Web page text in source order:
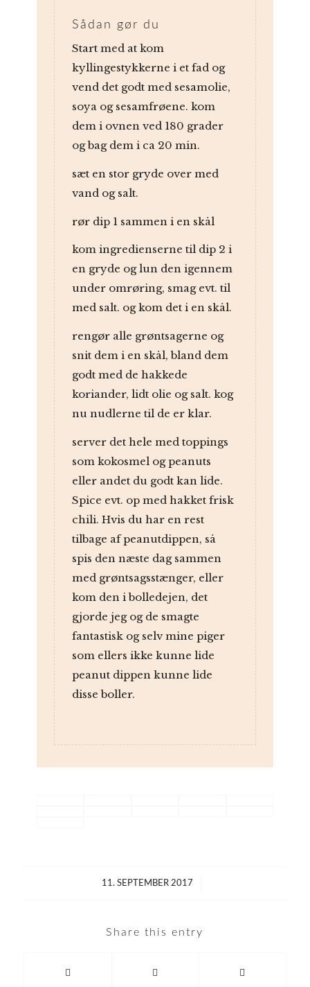
Sådan gør du
Start med at kom
kyllingestykkerne i et fad og
vend det godt med sesamolie,
soya og sesamfrøene. kom
dem i ovnen ved 180 grader
og bag dem i ca 20 min.
sæt en stor gryde over med
vand og salt.
rør dip 1 sammen i en skål
kom ingredienserne til dip 2 i
en gryde og lun den igennem
under omrøring, smag evt. til
med salt. og kom det i en skål.
rengør alle grøntsagerne og
snit dem i en skål, bland dem
godt med de hakkede
koriander, lidt olie og salt. kog
nu nudlerne til de er klar.
server det hele med toppings
som kokosmel og peanuts
eller andet du godt kan lide.
Spice evt. op med hakket frisk
chili. Hvis du har en rest
tilbage af peanutdippen, så
spis den næste dag sammen
med grøntsagsstænger, eller
kom den i bolledejen, det
gjorde jeg og de smagte
fantastisk og selv mine piger
som ellers ikke kunne lide
peanut dippen kunne lide
disse boller.
11. SEPTEMBER 2017
/
Share this entry